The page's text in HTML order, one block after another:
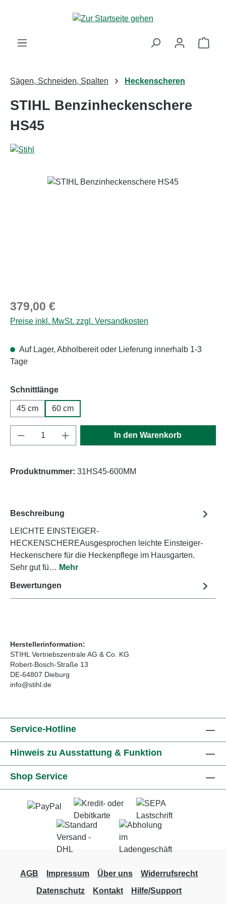
Zum Hauptinhalt springen
Sägen, Schneiden, Spalten Heckenscheren
STIHL Benzinheckenschere
HS45
Bildergalerie überspringen
Regulärer Preis:
379,00 €
Preise inkl. MwSt. zzgl. Versandkosten
Auf Lager, Abholbereit oder Lieferung innerhalb 1-3
Tage
Schnittlängeauswählen
45 cm 60 cm
Produkt Anzahl: Gib den gewünschten
In den Warenkorb
Produktnummer: 31HS45-600MM
Beschreibung
LEICHTE EINSTEIGER-
HECKENSCHEREAusgesprochen leichte Einsteiger-
Heckenschere für die Heckenpflege im Hausgarten.
Sehr gut fü… Mehr
Bewertungen
Herstellerinformation:
STIHL Vertriebszentrale AG & Co. KG
Robert-Bosch-Straße 13
DE-64807 Dieburg
info@stihl.de
Service-Hotline
Hinweis zu Ausstattung & Funktion
Shop Service
AGB Impressum Über uns
Widerrufsrecht
Datenschutz
Kontakt
Hilfe/Support